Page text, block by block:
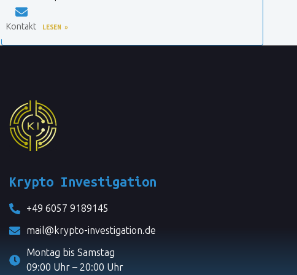
WEITERLESEN »
Krypto Investigation
+49 6057 9189145
mail@krypto-investigation.de
Montag bis Samstag
09:00 Uhr – 20:00 Uhr
Kontakt